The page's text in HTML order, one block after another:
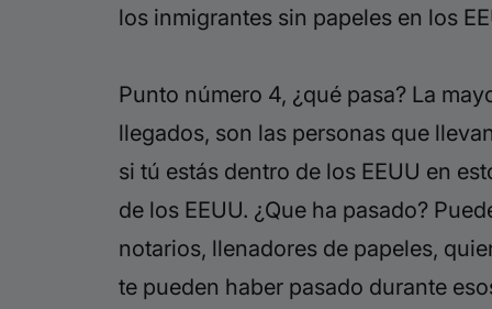
los inmigrantes sin papeles en los
Punto número 4, ¿qué pasa? La
llegados, son las personas que
si tú estás dentro de los EEUU en
de los EEUU. ¿Que ha pasado?
notarios, llenadores de papeles,
te pueden haber pasado durante